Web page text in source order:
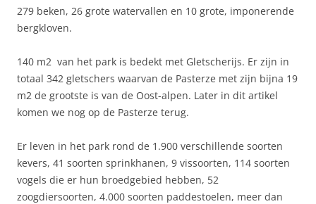
279 beken, 26 grote watervallen en 10 grote, imponerende
bergkloven.
140 m2 van het park is bedekt met Gletscherijs. Er zijn in
totaal 342 gletschers waarvan de Pasterze met zijn bijna 19
m2 de grootste is van de Oost-alpen. Later in dit artikel
komen we nog op de Pasterze terug.
Er leven in het park rond de 1.900 verschillende soorten
kevers, 41 soorten sprinkhanen, 9 vissoorten, 114 soorten
vogels die er hun broedgebied hebben, 52
zoogdiersoorten, 4.000 soorten paddestoelen, meer dan